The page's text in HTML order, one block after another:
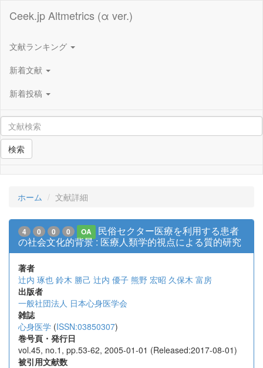
Ceek.jp Altmetrics (α ver.)
文献ランキング
新着文献
新着投稿
検索
ホーム 文献詳細
4 0 0 0 OA
民俗セクター医療を利用する患者
の社会文化的背景 : 医療人類学的視点による質的研究
著者
辻内 琢也 鈴木 勝己 辻内 優子 熊野 宏昭 久保木 富房
出版者
一般社団法人 日本心身医学会
雑誌
心身医学 (ISSN:03850307)
巻号頁・発行日
vol.45, no.1, pp.53-62, 2005-01-01 (Released:2017-08-01)
被引用文献数